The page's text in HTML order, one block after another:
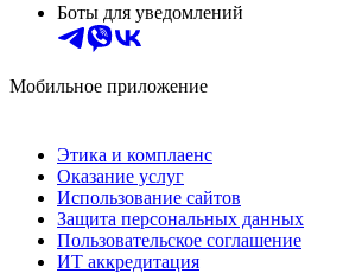
Боты для уведомлений
Мобильное приложение
Этика и комплаенс
Оказание услуг
Использование сайтов
Защита персональных данных
Пользовательское соглашение
ИТ аккредитация